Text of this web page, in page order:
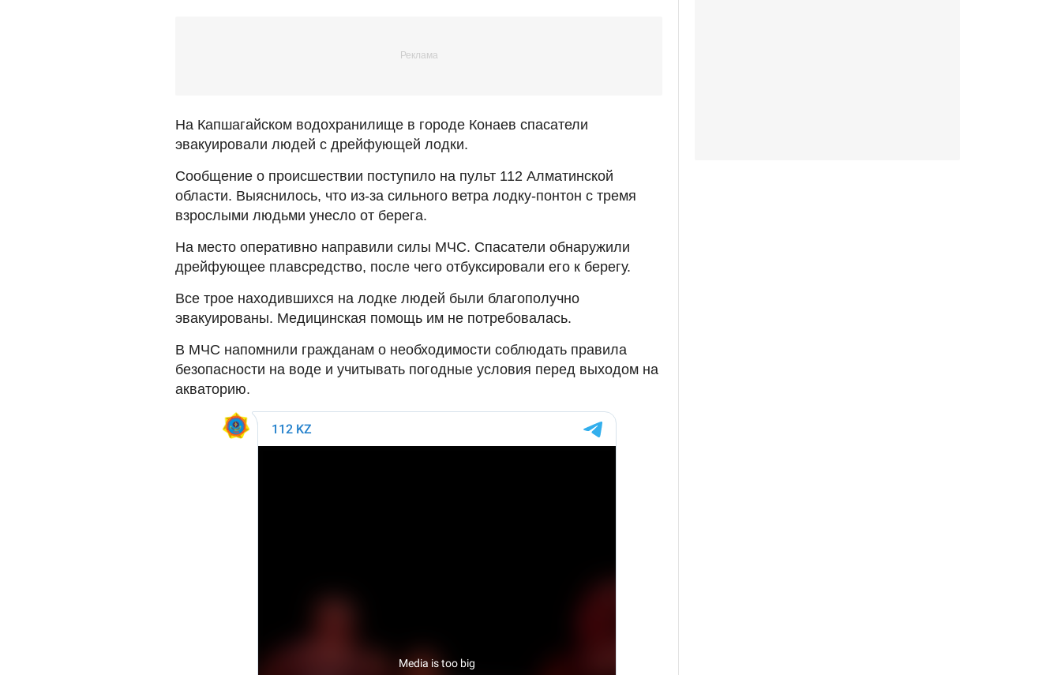
На Капшагайском водохранилище в городе Конаев спасатели
эвакуировали людей с дрейфующей лодки.
Сообщение о происшествии поступило на пульт 112 Алматинской
области. Выяснилось, что из-за сильного ветра лодку-понтон с тремя
взрослыми людьми унесло от берега.
На место оперативно направили силы МЧС. Спасатели обнаружили
дрейфующее плавсредство, после чего отбуксировали его к берегу.
Все трое находившихся на лодке людей были благополучно
эвакуированы. Медицинская помощь им не потребовалась.
В МЧС напомнили гражданам о необходимости соблюдать правила
безопасности на воде и учитывать погодные условия перед выходом на
акваторию.